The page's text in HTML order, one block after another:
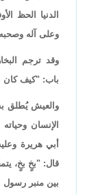
الدنيا الحظ
وعلى آله
وقد ترجم
باب: "كيف كان
والعيش يُطلق
الإنسان
أبي هريرة
قال: "بخٍ بخٍ،
بين منبر